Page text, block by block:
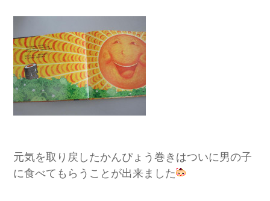
元気を取り戻したかんぴょう巻きはついに男の子
に食べてもらうことが出来ました